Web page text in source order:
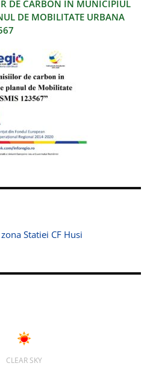
DE CARBON IN MUNICIPIUL
DE MOBILITATE URBANA
Statiei CF Husi
CLEAR SKY